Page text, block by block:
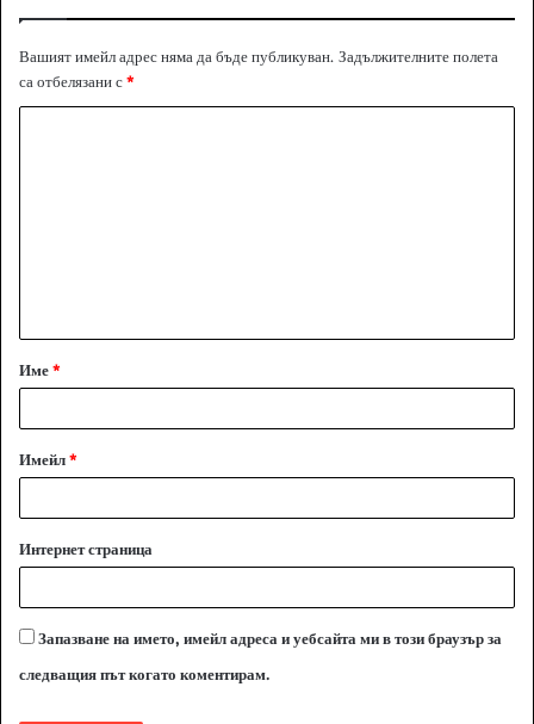
Вашият имейл адрес няма да бъде публикуван. Задължителните полета
са отбелязани с*
а
р
Име*
Имейл*
Интернет страница
Запазване на името, имейл адреса и уебсайта ми в този браузър за
следващия път когато коментирам.